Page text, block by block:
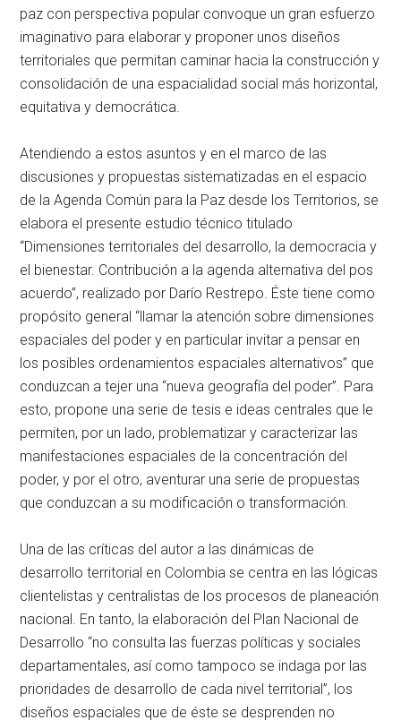
paz con perspectiva popular convoque un gran esfuerzo
imaginativo para elaborar y proponer unos diseños
territoriales que permitan caminar hacia la construcción y
consolidación de una espacialidad social más horizontal,
equitativa y democrática.
Atendiendo a estos asuntos y en el marco de las
discusiones y propuestas sistematizadas en el espacio
de la Agenda Común para la Paz desde los Territorios, se
elabora el presente estudio técnico titulado
“Dimensiones territoriales del desarrollo, la democracia y
el bienestar. Contribución a la agenda alternativa del pos
acuerdo”, realizado por Darío Restrepo. Éste tiene como
propósito general “llamar la atención sobre dimensiones
espaciales del poder y en particular invitar a pensar en
los posibles ordenamientos espaciales alternativos” que
conduzcan a tejer una “nueva geografía del poder”. Para
esto, propone una serie de tesis e ideas centrales que le
permiten, por un lado, problematizar y caracterizar las
manifestaciones espaciales de la concentración del
poder, y por el otro, aventurar una serie de propuestas
que conduzcan a su modificación o transformación.
Una de las críticas del autor a las dinámicas de
desarrollo territorial en Colombia se centra en las lógicas
clientelistas y centralistas de los procesos de planeación
nacional. En tanto, la elaboración del Plan Nacional de
Desarrollo “no consulta las fuerzas políticas y sociales
departamentales, así como tampoco se indaga por las
prioridades de desarrollo de cada nivel territorial”, los
diseños espaciales que de éste se desprenden no